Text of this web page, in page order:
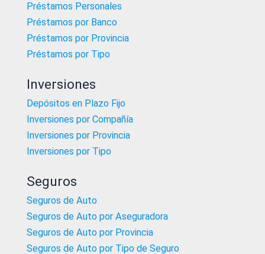
Préstamos Personales
Préstamos por Banco
Préstamos por Provincia
Préstamos por Tipo
Inversiones
Depósitos en Plazo Fijo
Inversiones por Compañía
Inversiones por Provincia
Inversiones por Tipo
Seguros
Seguros de Auto
Seguros de Auto por Aseguradora
Seguros de Auto por Provincia
Seguros de Auto por Tipo de Seguro